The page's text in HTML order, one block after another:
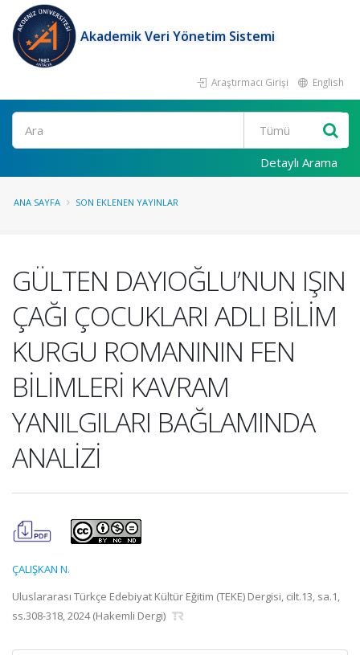
Akademik Veri Yönetim Sistemi
Araştırmacı Girişi English
Ara
Detaylı Arama
ANA SAYFA SON EKLENEN YAYINLAR
GÜLTEN DAYIOĞLU’NUN IŞIN
ÇAĞI ÇOCUKLARI ADLI BİLİM
KURGU ROMANININ FEN
BİLİMLERİ KAVRAM
YANILGILARI BAĞLAMINDA
ANALİZİ
ÇALIŞKAN N.
Uluslararası Türkçe Edebiyat Kültür Eğitim (TEKE) Dergisi, cilt.13, sa.1,
ss.308-318, 2024 (Hakemli Dergi)